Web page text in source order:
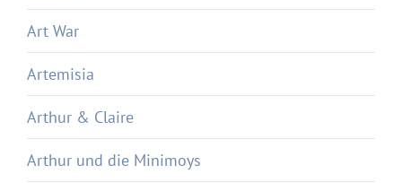
Art War
Artemisia
Arthur & Claire
Arthur und die Minimoys